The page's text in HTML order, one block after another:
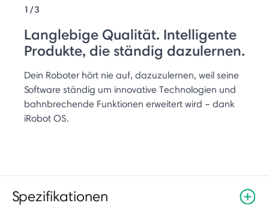
1/3
Langlebige Qualität. Intelligente
Produkte, die ständig dazulernen.
Dein Roboter hört nie auf, dazuzulernen, weil seine
Software ständig um innovative Technologien und
bahnbrechende Funktionen erweitert wird – dank
iRobot OS.
Spezifikationen